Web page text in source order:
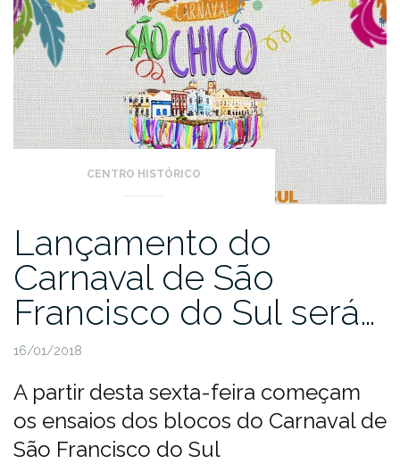
CENTRO HISTÓRICO
Lançamento do
Carnaval de São
Francisco do Sul será…
16/01/2018
A partir desta sexta-feira começam
os ensaios dos blocos do Carnaval de
São Francisco do Sul